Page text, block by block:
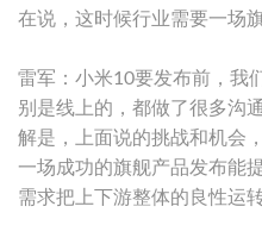
在说，这时候行业需要一场
雷军：小米10要发布前，我
别是线上的，都做了很多沟
解是，上面说的挑战和机会
一场成功的旗舰产品发布能
需求把上下游整体的良性运